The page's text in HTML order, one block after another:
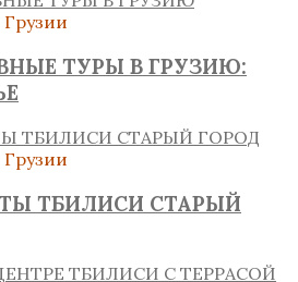
ТУРЫ В ГРУЗИЮ:
ТБИЛИСИ СТАРЫЙ